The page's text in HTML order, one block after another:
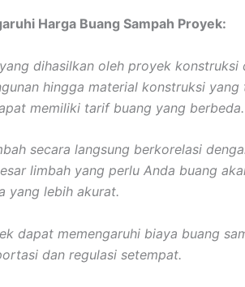
Harga Buang Sampah Proyek:
dihasilkan oleh proyek konstruksi
hingga material konstruksi yang
memiliki tarif buang yang berbeda.
secara langsung berkorelasi
limbah yang perlu Anda buang
yang lebih akurat.
dapat memengaruhi biaya buang
dan regulasi setempat.